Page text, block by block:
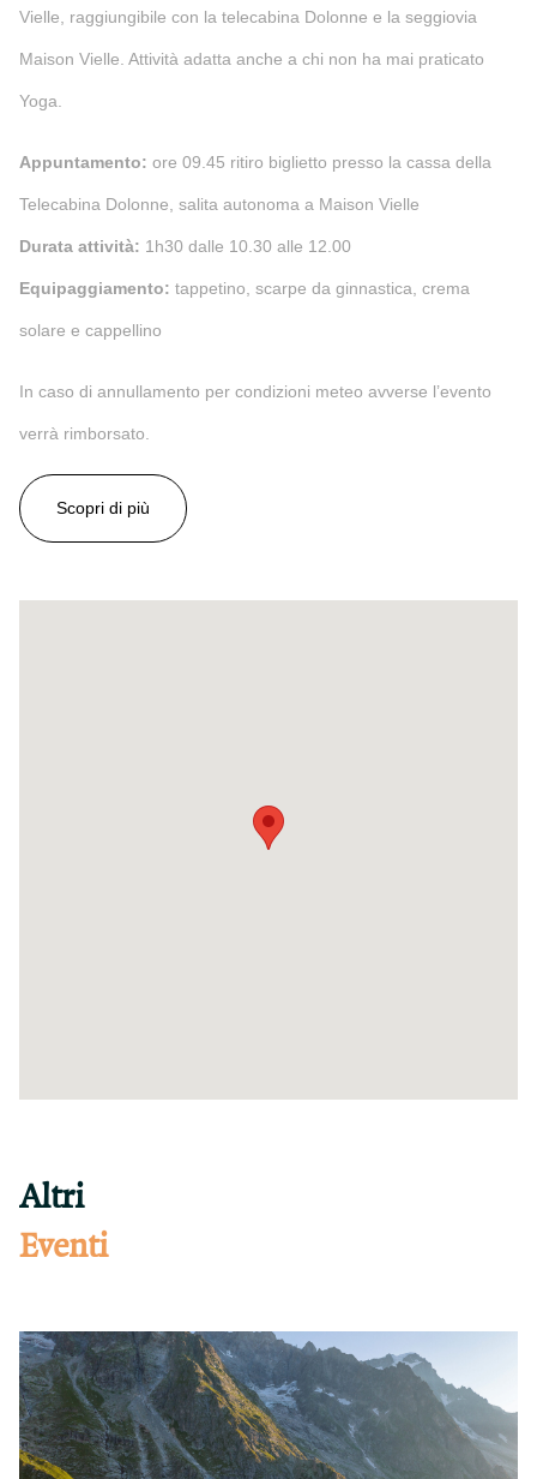
Vielle, raggiungibile con la telecabina Dolonne e la seggiovia
Maison Vielle. Attività adatta anche a chi non ha mai praticato
Yoga.
Appuntamento: ore 09.45 ritiro biglietto presso la cassa della
Telecabina Dolonne, salita autonoma a Maison Vielle
Durata attività: 1h30 dalle 10.30 alle 12.00
Equipaggiamento: tappetino, scarpe da ginnastica, crema
solare e cappellino
In caso di annullamento per condizioni meteo avverse l’evento
verrà rimborsato.
Scopri di più
Altri
Eventi